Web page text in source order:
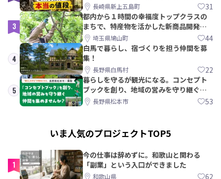
教訓｜新上五島町
長崎県新上五島町 31
3
都内から１時間の幸福度トップクラスの
まちで、特産物を活かした新商品開発＆
PRメンバー募集！
埼玉県鳩山町 44
4
白馬で暮らし、宿づくりを担う仲間を募
集！
長野県白馬村 22
5
暮らしを守るが観光になる。コンセプト
ブックを創り、地域の営みを守り継ぐ仲
間を集めませんか？
長野県松本市 53
いま人気のプロジェクトTOP5
1
今の仕事は辞めずに。和歌山と関わる
「副業」という入口ができました
和歌山県 62